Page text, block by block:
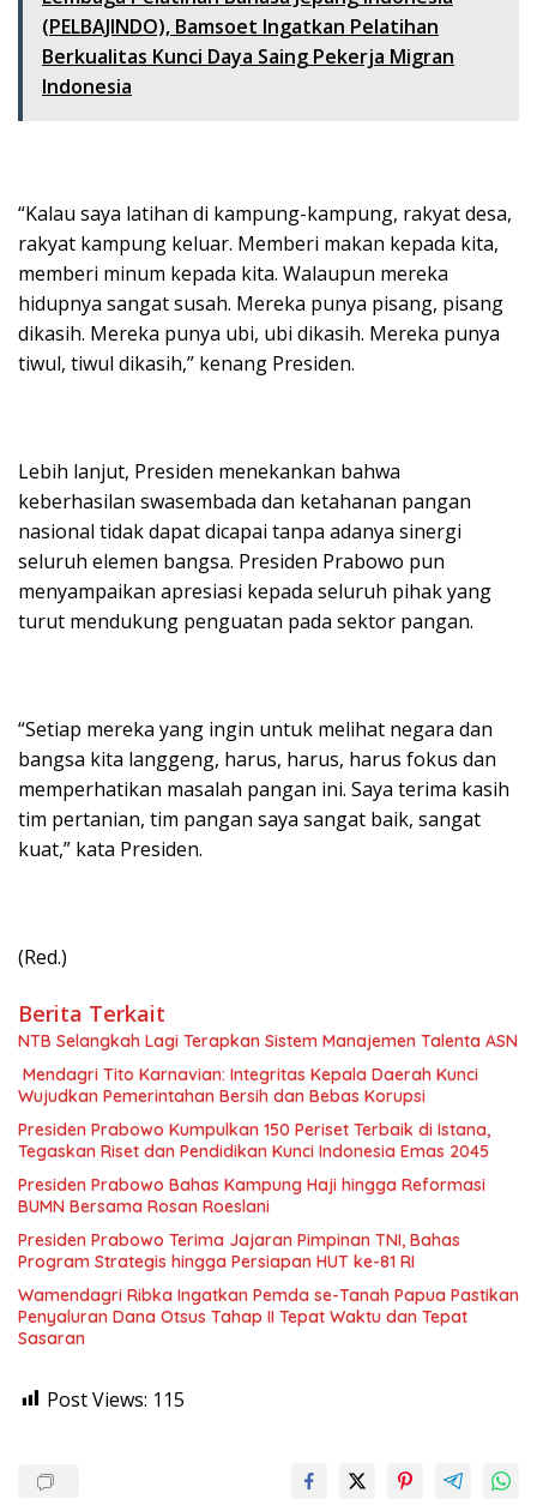
(PELBAJINDO), Bamsoet Ingatkan Pelatihan
Berkualitas Kunci Daya Saing Pekerja Migran
Indonesia
“Kalau saya latihan di kampung-kampung, rakyat desa,
rakyat kampung keluar. Memberi makan kepada kita,
memberi minum kepada kita. Walaupun mereka
hidupnya sangat susah. Mereka punya pisang, pisang
dikasih. Mereka punya ubi, ubi dikasih. Mereka punya
tiwul, tiwul dikasih,” kenang Presiden.
Lebih lanjut, Presiden menekankan bahwa
keberhasilan swasembada dan ketahanan pangan
nasional tidak dapat dicapai tanpa adanya sinergi
seluruh elemen bangsa. Presiden Prabowo pun
menyampaikan apresiasi kepada seluruh pihak yang
turut mendukung penguatan pada sektor pangan.
“Setiap mereka yang ingin untuk melihat negara dan
bangsa kita langgeng, harus, harus, harus fokus dan
memperhatikan masalah pangan ini. Saya terima kasih
tim pertanian, tim pangan saya sangat baik, sangat
kuat,” kata Presiden.
(Red.)
Berita Terkait
NTB Selangkah Lagi Terapkan Sistem Manajemen Talenta ASN
Mendagri Tito Karnavian: Integritas Kepala Daerah Kunci
Wujudkan Pemerintahan Bersih dan Bebas Korupsi
Presiden Prabowo Kumpulkan 150 Periset Terbaik di Istana,
Tegaskan Riset dan Pendidikan Kunci Indonesia Emas 2045
Presiden Prabowo Bahas Kampung Haji hingga Reformasi
BUMN Bersama Rosan Roeslani
Presiden Prabowo Terima Jajaran Pimpinan TNI, Bahas
Program Strategis hingga Persiapan HUT ke-81 RI
Wamendagri Ribka Ingatkan Pemda se-Tanah Papua Pastikan
Penyaluran Dana Otsus Tahap II Tepat Waktu dan Tepat
Sasaran
Post Views: 115